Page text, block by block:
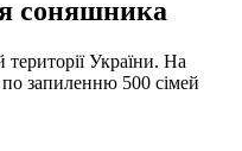
соняшника
України. На
по запиленню 500 сімей